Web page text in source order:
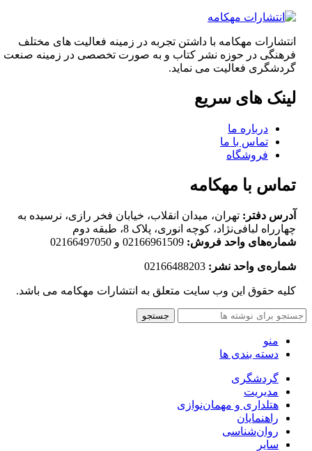
انتشارات مهکامه با داشتن تجربه در زمینه فعالیت های مختلف
فرهنگی در حوزه نشر کتاب و به صورت تخصصی در زمینه صنعت
گردشگری فعالیت می نماید.
لینک های سریع
درباره ما
تماس با ما
فروشگاه
تماس با مهکامه
آدرس دفتر: تهران، میدان انقلاب، خیابان فخر رازی، نرسیده به
چهارراه لبافی‌نژاد، کوچه انوری، پلاک 8، طبقه دوم
شماره‌های واحد فروش: 02166961509 و 02166497050
شماره‌‌ی واحد نشر:
کلیه حقوق این وب سایت متعلق به انتشارات مهکامه می باشد.
جستجو
منو
دسته بندی ها
گردشگری
مدیریت
هتلداری و مهمان‌نوازی
راهنمایان
روان‌شناسی
سایر